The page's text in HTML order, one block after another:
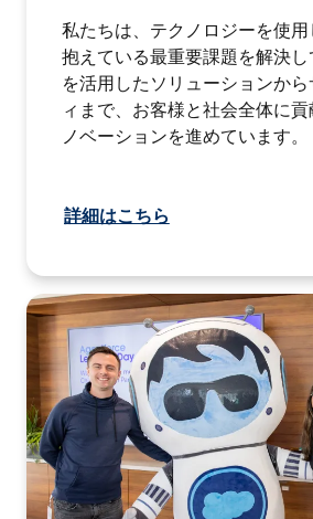
私たちは、テクノロジーを使
抱えている最重要課題を解決
を活用したソリューションか
ィまで、お客様と社会全体に
ノベーションを進めています。
詳細はこちら